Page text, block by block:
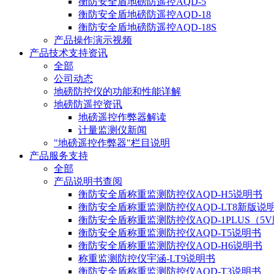
衡防安全盾地磅防遥控AQD-18
衡防安全盾地磅防遥控AQD-18S
产品操作演示视频
产品技术支持资讯
全部
公司动态
地磅防控仪的功能和性能详解
地磅防遥控资讯
地磅遥控作弊器解读
计量监测仪新闻
"地磅遥控作弊器"栏目说明
产品服务支持
全部
产品说明书查阅
衡防安全盾称重监测防控仪AQD-H5说明书
衡防安全盾称重监测防控仪AQD-LT8新版说
衡防安全盾称重监测防控仪AQD-1PLUS（5V
衡防安全盾称重监测防控仪AQD-T5说明书
衡防安全盾称重监测防控仪AQD-H6说明书
称重监测防控仪宇涵-LT9说明书
衡防安全盾称重监测防控仪AQD-T3说明书